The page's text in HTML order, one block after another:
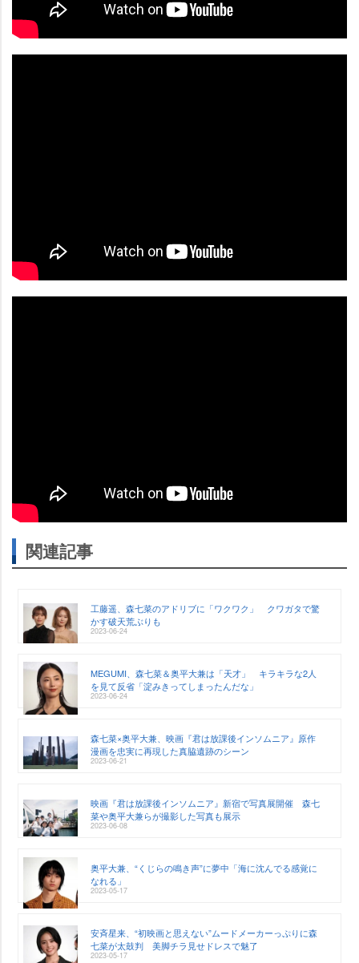
関連記事
工藤遥、森七菜のアドリブに「ワクワク」 クワガタで驚
かす破天荒ぶりも
2023-06-24
MEGUMI、森七菜＆奥平大兼は「天才」 キラキラな2人
を見て反省「淀みきってしまったんだな」
2023-06-24
森七菜×奥平大兼、映画『君は放課後インソムニア』原作
漫画を忠実に再現した真脇遺跡のシーン
2023-06-21
映画『君は放課後インソムニア』新宿で写真展開催 森七
菜や奥平大兼らが撮影した写真も展示
2023-06-08
奥平大兼、“くじらの鳴き声”に夢中「海に沈んでる感覚に
なれる」
2023-05-17
安斉星来、“初映画と思えない”ムードメーカーっぷりに森
七菜が太鼓判 美脚チラ見せドレスで魅了
2023-05-17